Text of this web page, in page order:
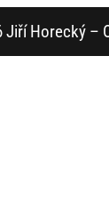
Jiří Horecký –